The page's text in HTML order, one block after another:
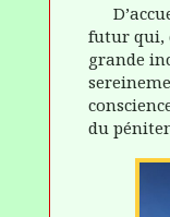
futur qui,
grande
du